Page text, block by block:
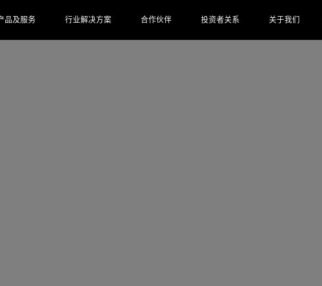
品及服务 行业解决方案 合作伙伴 投资者关系 关于我们